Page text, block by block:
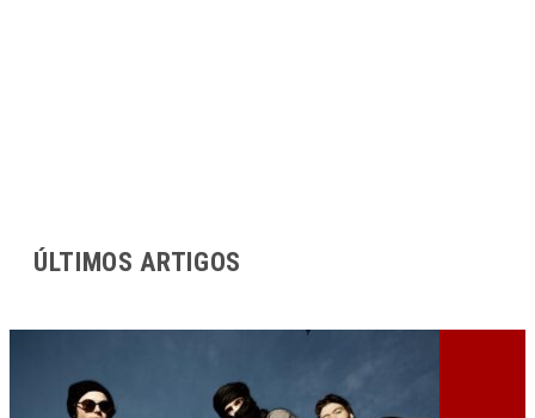
ÚLTIMOS ARTIGOS